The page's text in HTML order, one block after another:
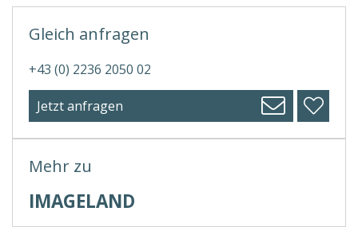
Mehr zu
IMAGELAND
Gleich anfragen
+43 (0) 2236 2050 02
Jetzt anfragen